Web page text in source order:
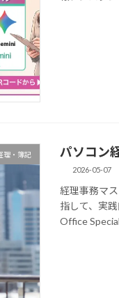
理・簿記 パソコン
2026-05-07
経理事務マ
指して、実
Office